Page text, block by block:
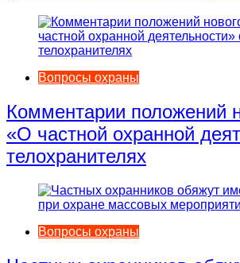
Вопросы охраны
Комментарии положений
«О частной охранной
телохранителях
Вопросы охраны